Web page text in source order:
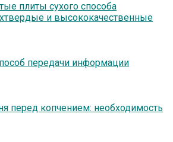
плиты сухого способа
и высококачественные
передачи информации
перед копчением: необходимость